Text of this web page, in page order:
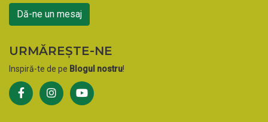
Dă-ne un mesaj
URMĂREȘTE-NE
Inspiră-te de pe Blogul nostru!